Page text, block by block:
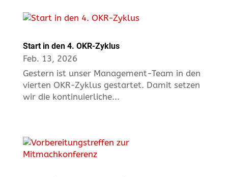
Start in den 4. OKR-Zyklus
Feb. 13, 2026
Gestern ist unser Management-Team in den
vierten OKR-Zyklus gestartet. Damit setzen
wir die kontinuierliche...